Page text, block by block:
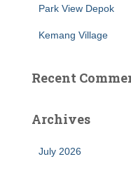
Park View Depok
Kemang Village
Recent
Archives
July 2026